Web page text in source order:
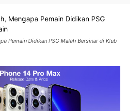
Pemain Didikan PSG Malah Bersinar di Klub